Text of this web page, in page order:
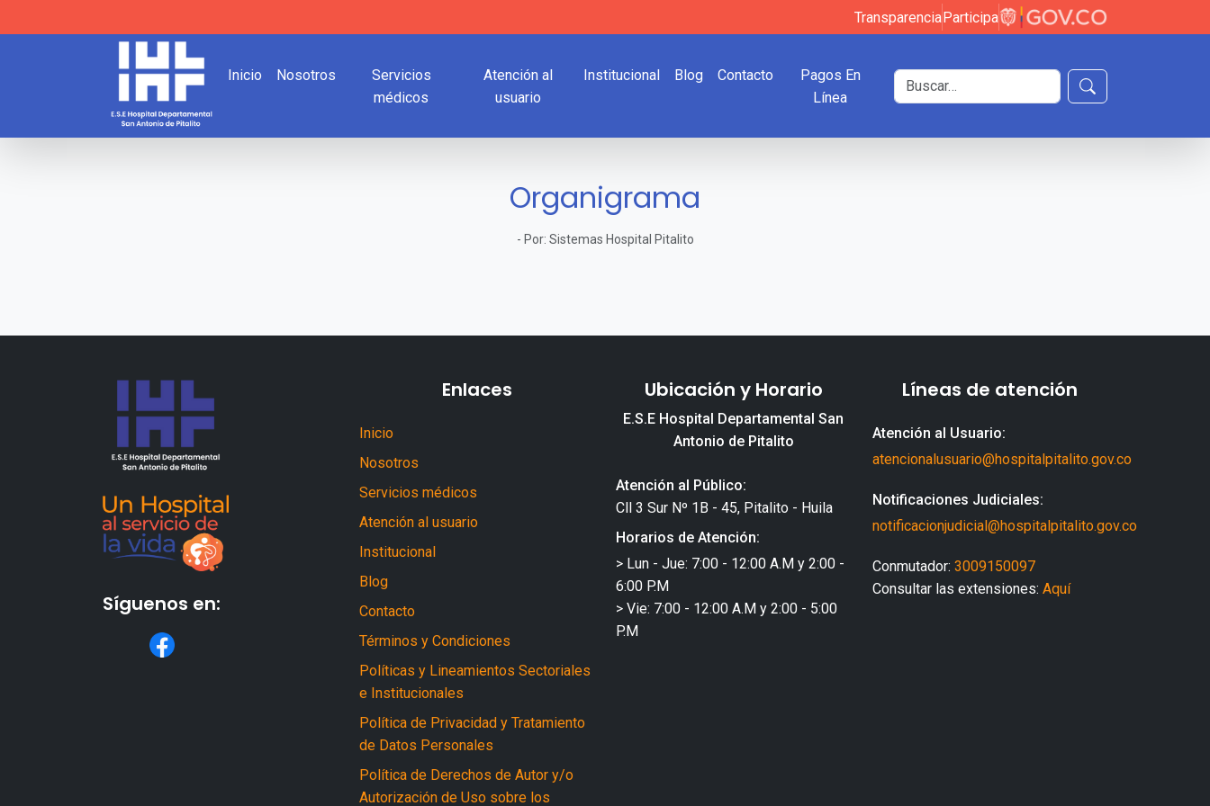
TransparenciaParticipa
Inicio Nosotros
Servicios
médicos
Atención al
usuario
Institucional Blog Contacto
Pagos En
Línea
Buscar en el sitio
Buscar
Organigrama
- Por: Sistemas Hospital Pitalito
Síguenos en:
Enlaces
Inicio
Nosotros
Servicios médicos
Atención al usuario
Institucional
Blog
Contacto
Términos y Condiciones
Políticas y Lineamientos Sectoriales
e Institucionales
Política de Privacidad y Tratamiento
de Datos Personales
Política de Derechos de Autor y/o
Autorización de Uso sobre los
Ubicación y Horario
E.S.E Hospital Departamental San
Antonio de Pitalito
Atención al Público:
Cll 3 Sur Nº 1B - 45, Pitalito - Huila
Horarios de Atención:
> Lun - Jue: 7:00 - 12:00 A.M y 2:00 -
6:00 P.M
> Vie: 7:00 - 12:00 A.M y 2:00 - 5:00
P.M
Líneas de atención
Atención al Usuario:
atencionalusuario@hospitalpitalito.gov.co
Notificaciones Judiciales:
notificacionjudicial@hospitalpitalito.gov.co
Conmutador: 3009150097
Consultar las extensiones: Aquí